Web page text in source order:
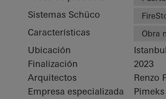
Sistemas Schüco
Características Obra
Ubicación
Finalización
2023
Arquitectos
Renzo
Empresa especializada
Pimeks